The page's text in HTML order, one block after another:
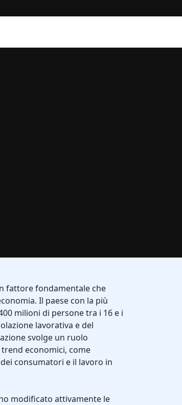
fattore fondamentale che
Il paese con la più
milioni di persone tra i 16 e i
lavorativa e del
svolge un ruolo
economici, come
consumatori e il lavoro in
modificato attivamente le